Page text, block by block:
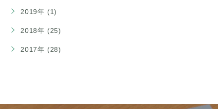
2019年 (1)
2018年 (25)
2017年 (28)